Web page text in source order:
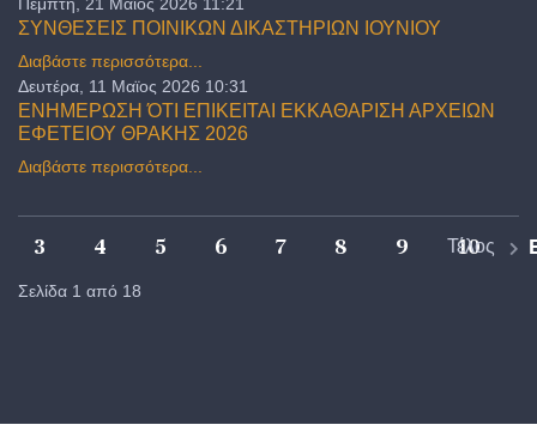
ΣΥΝΘΕΣΕΙΣ ΠΟΙΝΙΚΩΝ ΔΙΚΑΣΤΗΡΙΩΝ ΙΟΥΝΙΟΥ
Διαβάστε περισσότερα...
Δευτέρα, 11 Μαϊος 2026 10:31
ΕΝΗΜΕΡΩΣΗ ΌΤΙ ΕΠΙΚΕΙΤΑΙ ΕΚΚΑΘΑΡΙΣΗ ΑΡΧΕΙΩΝ
ΕΦΕΤΕΙΟΥ ΘΡΑΚΗΣ 2026
Διαβάστε περισσότερα...
3 4 5 6 7 8 9 10
Τέλος
Σελίδα 1 από 18